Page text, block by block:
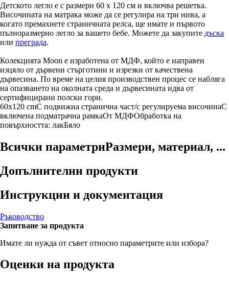
Детското легло е с размери 60 x 120 см и включва решетка.
Височината на матрака може да се регулира на три нива, а
когато премахнете страничната релса, ще имате и първото
пълноразмерно легло за вашето бебе. Можете да закупите дъска
или преграда.
Колекцията Moon е изработена от МДФ, който е направен
изцяло от дървени стърготини и изрезки от качествена
дървесина. По време на целия производствен процес се набляга
на опазването на околната среда и дървесината идва от
сертифицирани полски гори.
60x120 cmС подвижна странична част/с регулируема височинаС
включена подматрачна рамкаОт МДФOбработка на
повърхността: лакБяло
Всички параметриРазмери, материал, ...
Допълнителни продукти
Инструкции и документация
Ръководство
Запитване за продукта
Имате ли нужда от съвет относно параметрите или избора?
Оценки на продукта